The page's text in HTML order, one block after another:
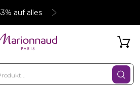
auf alles